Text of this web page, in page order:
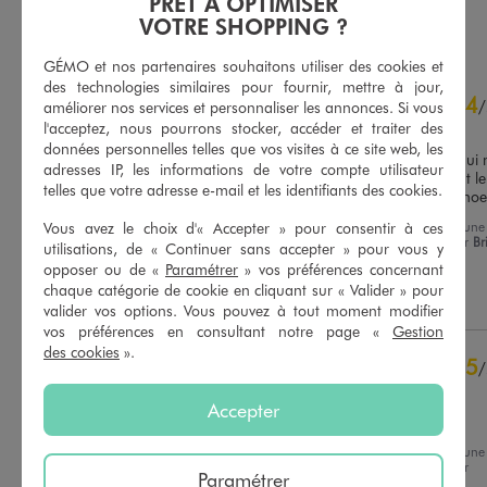
AJOUTERAU PANIER AJOUTER
4.8/5
contrôle
Voir tous les avis sur ce site
5étoiles
20
4étoiles
5
3étoiles
0
2étoiles
1étoile 0
Trier les avis
4/
Avis vérifié et récompensé
Jupe Confortable et tissu qui
froisse pas Seul petit défaut le
système de fermeture par
Avis du05/08/2026
, suite à une
expérience du
par
L.
Utile(0) Signaler
5/
Avis vérifié et récompensé
Avis du03/08/2026 , suite à une
21/07/2026
par
VOTRE SHOPPING ?
GÉMO et nos partenaires souhaitons utiliser des cookies et
des technologies similaires pour fournir, mettre à jour,
améliorer nos services et personnaliser les annonces. Si vous
l'acceptez, nous pourrons stocker, accéder et traiter des
données personnelles telles que vos visites à ce site web, les
adresses IP, les informations de votre compte utilisateur
telles que votre adresse e-mail et les identifiants des cookies.
Vous avez le choix d'« Accepter » pour consentir à ces
utilisations, de « Continuer sans accepter » pour vous y
opposer ou de « Paramétrer » vos préférences concernant
chaque catégorie de cookie en cliquant sur « Valider » pour
valider vos options. Vous pouvez à tout moment modifier
vos préférences en consultant notre page « Gestion
des cookies ».
Accepter
Paramétrer